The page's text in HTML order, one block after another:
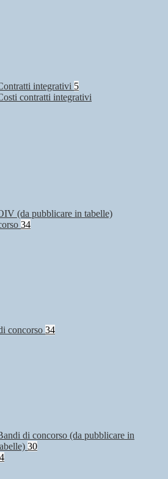
integrativi 5
contratti integrativi
(da pubblicare in tabelle)
34
concorso 34
di concorso (da pubblicare in
30
4